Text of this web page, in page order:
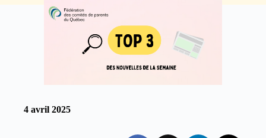
4 avril 2025